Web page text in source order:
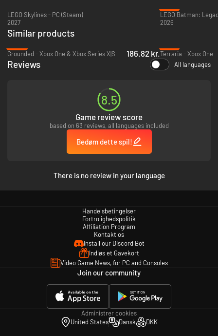
LEGO Skylines - PC (Steam)
2027
2026
Similar products
Grounded - Xbox One & Xbox Series X|S
186.82 kr.Terraria - Xbox One
Reviews All languages
8.5
Game review score
based on 63 reviews, all languages included
Bedøm dette spil!
There is no review in your language
Handelsbetingelser
Fortrolighedspolitik
Affiliation Program
Kontakt os
Install our Discord Bot
Indløs et Gavekort
Video Game News, for PC and Consoles
Join our community
Administrer cookies
United States
Dansk DKK